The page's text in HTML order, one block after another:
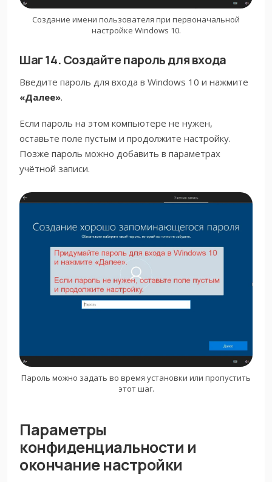
Создание имени пользователя при первоначальной
настройке Windows 10.
Шаг 14. Создайте пароль для входа
Введите пароль для входа в Windows 10 и нажмите
«Далее».
Если пароль на этом компьютере не нужен,
оставьте поле пустым и продолжите настройку.
Позже пароль можно добавить в параметрах
учётной записи.
Пароль можно задать во время установки или пропустить
этот шаг.
Параметры
конфиденциальности и
окончание настройки